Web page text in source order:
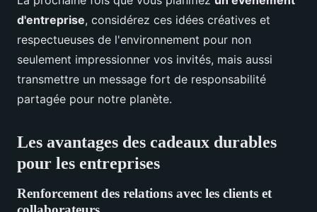
d'entreprise, considérez ces idées créatives et
respectueuses de l'environnement pour non
seulement impressionner vos invités, mais aussi
transmettre un message fort de responsabilité
partagée pour notre planète.
Les avantages des cadeaux durables
pour les entreprises
Renforcement des relations avec les clients et